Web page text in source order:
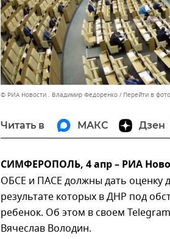
© РИА Новости . Владимир Федоренко Перейти в
Читать в МАКС Дзен
СИМФЕРОПОЛЬ, 4 апр – РИА
ОБСЕ и ПАСЕ должны дать оценку
результате которых в ДНР под
ребенок. Об этом в своем
Вячеслав Володин.